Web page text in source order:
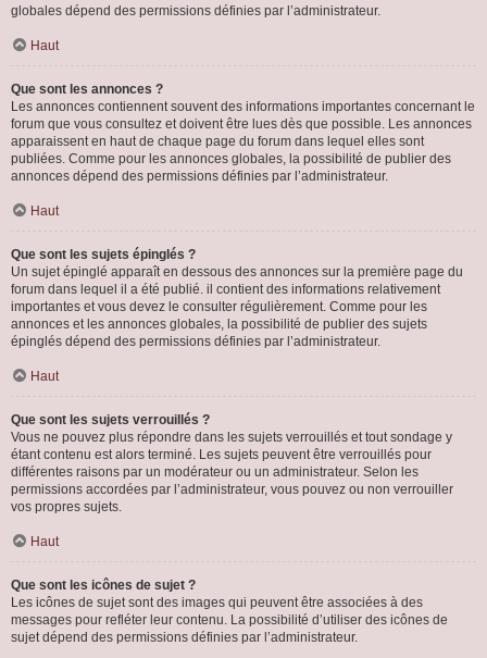
globales dépend des permissions définies par l’administrateur.
Haut
Que sont les annonces ?
Les annonces contiennent souvent des informations importantes concernant le
forum que vous consultez et doivent être lues dès que possible. Les annonces
apparaissent en haut de chaque page du forum dans lequel elles sont
publiées. Comme pour les annonces globales, la possibilité de publier des
annonces dépend des permissions définies par l’administrateur.
Haut
Que sont les sujets épinglés ?
Un sujet épinglé apparaît en dessous des annonces sur la première page du
forum dans lequel il a été publié. il contient des informations relativement
importantes et vous devez le consulter régulièrement. Comme pour les
annonces et les annonces globales, la possibilité de publier des sujets
épinglés dépend des permissions définies par l’administrateur.
Haut
Que sont les sujets verrouillés ?
Vous ne pouvez plus répondre dans les sujets verrouillés et tout sondage y
étant contenu est alors terminé. Les sujets peuvent être verrouillés pour
différentes raisons par un modérateur ou un administrateur. Selon les
permissions accordées par l’administrateur, vous pouvez ou non verrouiller
vos propres sujets.
Haut
Que sont les icônes de sujet ?
Les icônes de sujet sont des images qui peuvent être associées à des
messages pour refléter leur contenu. La possibilité d’utiliser des icônes de
sujet dépend des permissions définies par l’administrateur.